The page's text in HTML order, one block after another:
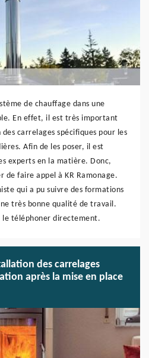
de chauffage dans une
En effet, il est très important
carrelages spécifiques pour les
Afin de les poser, il est
experts en la matière. Donc,
de faire appel à KR Ramonage.
qui a pu suivre des formations
très bonne qualité de travail.
téléphoner directement.
des carrelages
après la mise en place